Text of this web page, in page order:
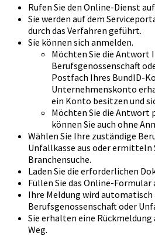
Rufen Sie den Online-Dienst auf.
Sie werden auf dem
durch das Verfahren geführt.
Sie können sich anmelden.
Möchten Sie die Antwort
Berufsgenossenschaft
Postfach Ihres BundID-
Unternehmenskonto
ein Konto besitzen und
Möchten Sie die Antwort
können Sie auch ohne
Wählen Sie Ihre zuständige
Unfallkasse aus oder ermitteln
Branchensuche.
Laden Sie die erforderlichen
Füllen Sie das Online-Formular
Ihre Meldung wird automatisch
Berufsgenossenschaft oder
Sie erhalten eine
Weg.